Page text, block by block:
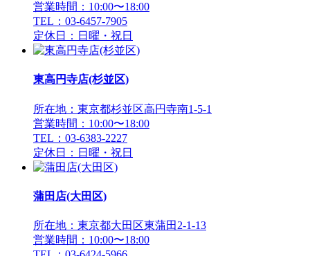
営業時間：10:00〜18:00
TEL：03-6457-7905
定休日：日曜・祝日
東高円寺店(杉並区)
所在地：東京都杉並区高円寺南1-5-1
営業時間：10:00〜18:00
TEL：03-6383-2227
定休日：日曜・祝日
蒲田店(大田区)
所在地：東京都大田区東蒲田2-1-13
営業時間：10:00〜18:00